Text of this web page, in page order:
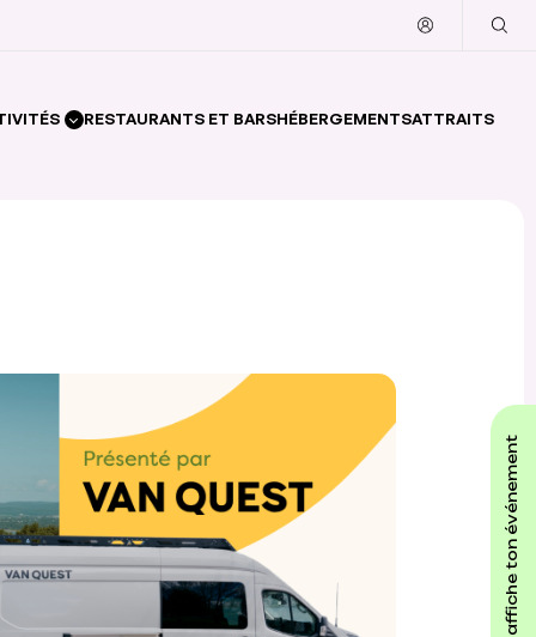
RESTAURANTS ET BARSHÉBERGEMENTSATTRAITS
affiche ton événement